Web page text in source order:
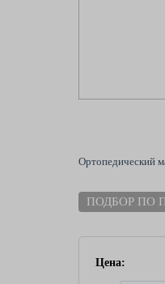
Ортопедический
ПОДБОР ПО
Цена: